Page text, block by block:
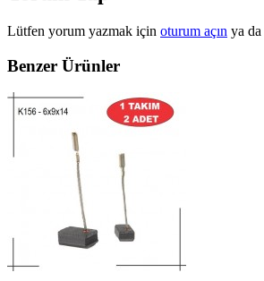
Lütfen yorum yazmak için oturum açın ya da
Benzer Ürünler